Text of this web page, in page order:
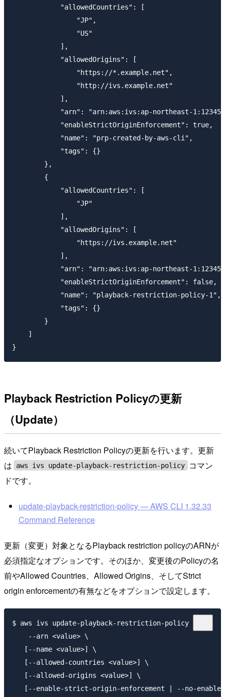
            "allowedCountries": [
                "JP",
                "US"
            ],
            "allowedOrigins": [
                "https://*.example.net",
                "http://ivs.example.net"
            ],
"arn": "arn:aws:ivs:ap-northeast-
            "enableStrictOriginEnforcement": true,
            "name": "prp-created-by-aws-cli",
            "tags": {}
        },
        {
            "allowedCountries": [
                "JP"
            ],
            "allowedOrigins": [
                "https://ivs.example.net"
            ],
"arn": "arn:aws:ivs:ap-northeast-
            "enableStrictOriginEnforcement": false,
            "name": "playback-restriction-policy-1",
            "tags": {}
        }
    ]
Playback Restriction Policyの更新
（Update）
続いてPlayback Restriction Policyの更新を行います。更新
は
aws ivs update-playback-restriction-policy
コマン
ドです。
update-playback-restriction-policy — AWS CLI 1.32.33
Command Reference
更新（変更）対象となるPlayback restriction policyのARNが
必須指定なオプションです。そのほか、変更後のPolicyの名
前やAllowed Countries、Allowed Origins、そしてStrict
origin enforcementの有無などをオプションで設定します。
$ aws ivs update-playback-restriction-policy \
    --arn <value> \
   [--name <value>] \
   [--allowed-countries <value>] \
   [--allowed-origins <value>] \